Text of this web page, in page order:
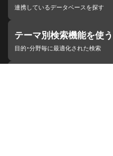
連携しているデータベースを探す
テーマ別検索機能を使う
目的・分野毎に最適化された検索